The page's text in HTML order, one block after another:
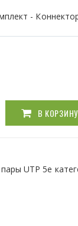
-
В КОРЗИНУ
UTP 5е